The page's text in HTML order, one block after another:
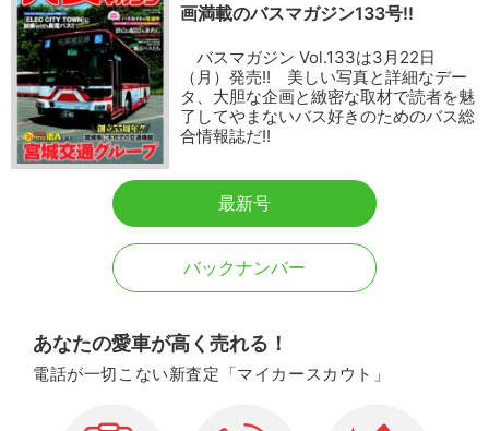
画満載のバスマガジン133号!!
バスマガジン Vol.133は3月22日
（月）発売!! 美しい写真と詳細なデー
タ、大胆な企画と緻密な取材で読者を魅
了してやまないバス好きのためのバス総
合情報誌だ!!
最新号
バックナンバー
あなたの愛車が高く売れる！
電話が一切こない新査定「マイカースカウト」